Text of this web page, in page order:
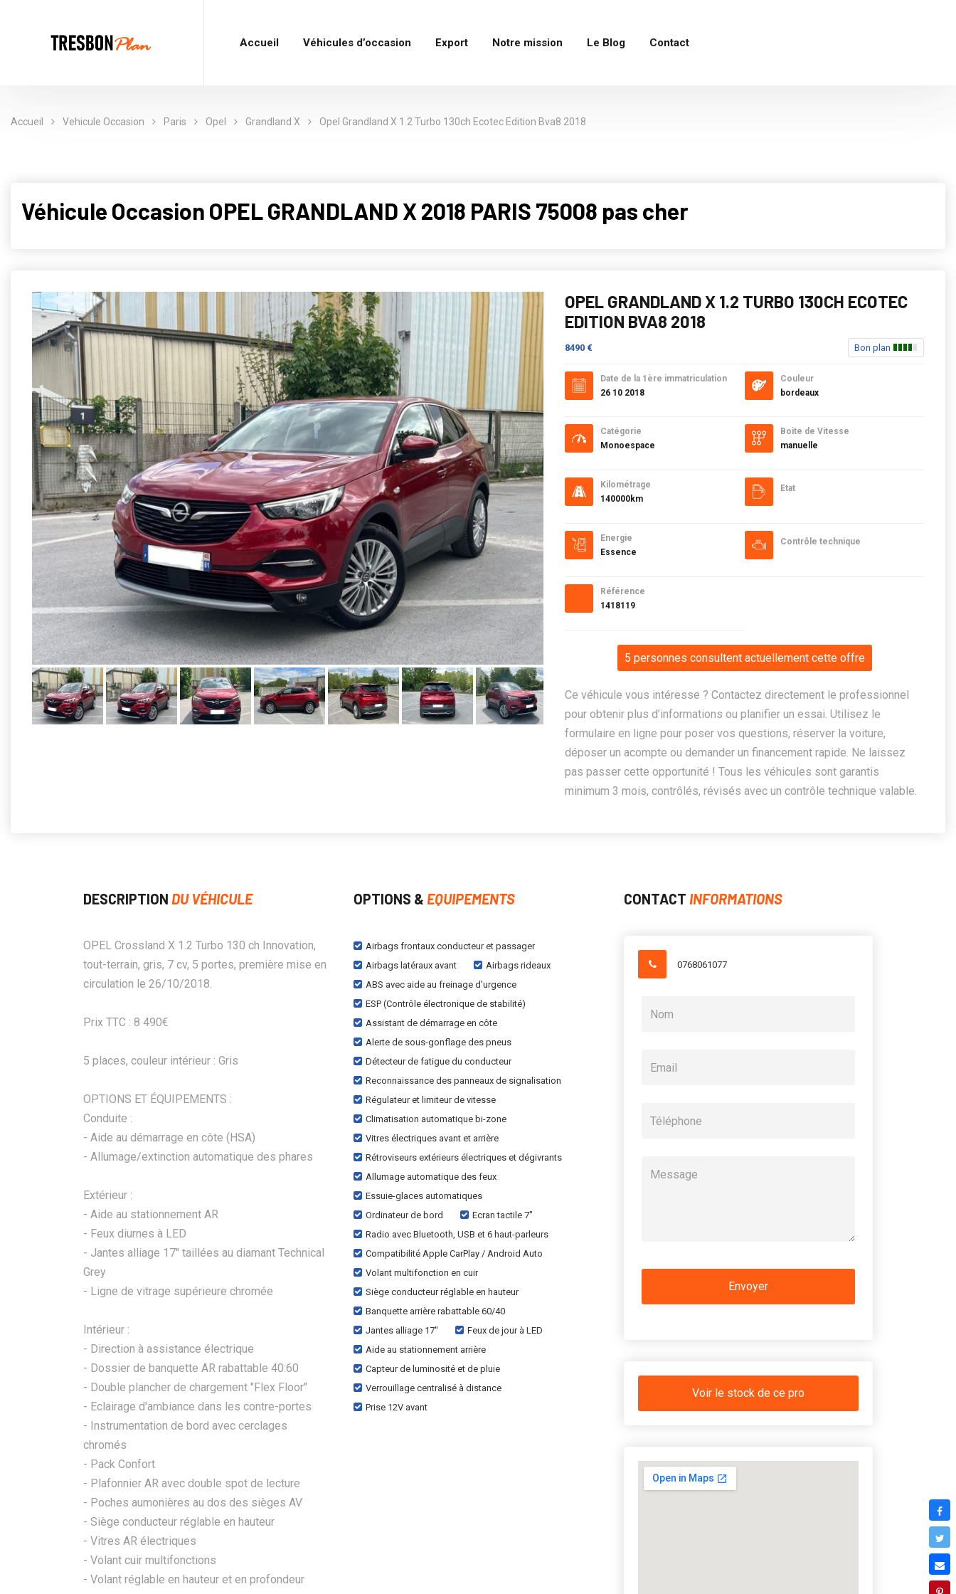
Accueil Véhicules d’occasion Export Notre mission Le Blog Contact
Accueil Vehicule Occasion Paris Opel Grandland X Opel Grandland X 1.2 Turbo 130ch Ecotec Edition Bva8 2018
Véhicule Occasion OPEL GRANDLAND X 2018 PARIS 75008 pas cher
OPEL GRANDLAND X 1.2 TURBO 130CH ECOTEC
EDITION BVA8 2018
8490 € Bon plan
Date de la 1ère immatriculation
26 10 2018
Catégorie
Monoespace
Kilométrage
140000km
Energie
Essence
Référence
1418119
Couleur
bordeaux
Boite de Vitesse
manuelle
Etat
Contrôle technique
5 personnes consultent actuellement cette offre
Ce véhicule vous intéresse ? Contactez directement le professionnel
pour obtenir plus d’informations ou planifier un essai. Utilisez le
formulaire en ligne pour poser vos questions, réserver la voiture,
déposer un acompte ou demander un financement rapide. Ne laissez
pas passer cette opportunité ! Tous les véhicules sont garantis
minimum 3 mois, contrôlés, révisés avec un contrôle technique valable.
DESCRIPTION DU VÉHICULE
OPEL Crossland X 1.2 Turbo 130 ch Innovation,
tout-terrain, gris, 7 cv, 5 portes, première mise en
circulation le 26/10/2018.
Prix TTC : 8 490€
5 places, couleur intérieur : Gris
OPTIONS ET ÉQUIPEMENTS :
Conduite :
- Aide au démarrage en côte (HSA)
- Allumage/extinction automatique des phares
Extérieur :
- Aide au stationnement AR
- Feux diurnes à LED
- Jantes alliage 17" taillées au diamant Technical
Grey
- Ligne de vitrage supérieure chromée
Intérieur :
- Direction à assistance électrique
- Dossier de banquette AR rabattable 40:60
- Double plancher de chargement "Flex Floor"
- Eclairage d'ambiance dans les contre-portes
- Instrumentation de bord avec cerclages
chromés
- Pack Confort
- Plafonnier AR avec double spot de lecture
- Poches aumonières au dos des sièges AV
- Siège conducteur réglable en hauteur
- Vitres AR électriques
- Volant cuir multifonctions
- Volant réglable en hauteur et en profondeur
OPTIONS & EQUIPEMENTS
Airbags frontaux conducteur et passager
Airbags latéraux avant
Airbags rideaux
ABS avec aide au freinage d'urgence
ESP (Contrôle électronique de stabilité)
Assistant de démarrage en côte
Alerte de sous-gonflage des pneus
Détecteur de fatigue du conducteur
Reconnaissance des panneaux de signalisation
Régulateur et limiteur de vitesse
Climatisation automatique bi-zone
Vitres électriques avant et arrière
Rétroviseurs extérieurs électriques et dégivrants
Allumage automatique des feux
Essuie-glaces automatiques
Ordinateur de bord
Ecran tactile 7"
Radio avec Bluetooth, USB et 6 haut-parleurs
Compatibilité Apple CarPlay / Android Auto
Volant multifonction en cuir
Siège conducteur réglable en hauteur
Banquette arrière rabattable 60/40
Jantes alliage 17''
Feux de jour à LED
Aide au stationnement arrière
Capteur de luminosité et de pluie
Verrouillage centralisé à distance
Prise 12V avant
CONTACT INFORMATIONS
0768061077
Voir le stock de ce pro